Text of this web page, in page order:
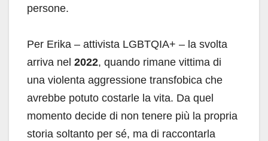
persone.
Per Erika – attivista LGBTQIA+ – la svolta
arriva nel 2022, quando rimane vittima di
una violenta aggressione transfobica che
avrebbe potuto costarle la vita. Da quel
momento decide di non tenere più la propria
storia soltanto per sé, ma di raccontarla